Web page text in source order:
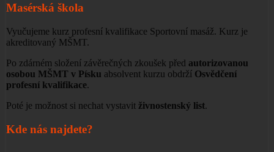
Masérská škola
Vyučujeme kurz profesní kvalifikace Sportovní masáž. Kurz je
akreditovaný MŠMT.
Po zdárném složení závěrečných zkoušek před autorizovanou
osobou MŠMT v Písku absolvent kurzu obdrží Osvědčení
profesní kvalifikace.
Poté je možnost si nechat vystavit živnostenský list.
Kde nás najdete?